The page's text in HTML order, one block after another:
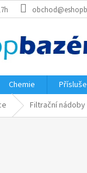
Chemie
Filtrační nádoby